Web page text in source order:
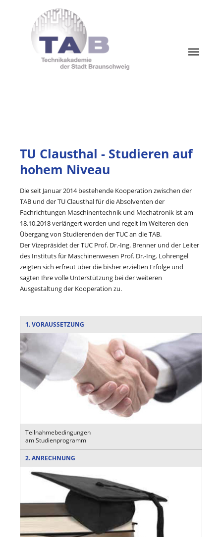
TU Clausthal - Studieren auf
hohem Niveau
Die seit Januar 2014 bestehende Kooperation zwischen der
TAB und der TU Clausthal für die Absolventen der
Fachrichtungen Maschinentechnik und Mechatronik ist am
18.10.2018 verlängert worden und regelt im Weiteren den
Übergang von Studierenden der TUC an die TAB.
Der Vizepräsidet der TUC Prof. Dr.-Ing. Brenner und der Leiter
des Instituts für Maschinenwesen Prof. Dr.-Ing. Lohrengel
zeigten sich erfreut über die bisher erzielten Erfolge und
sagten Ihre volle Unterstützung bei der weiteren
Ausgestaltung der Kooperation zu.
1. VORAUSSETZUNG
Teilnahmebedingungen
am Studienprogramm
2. ANRECHNUNG